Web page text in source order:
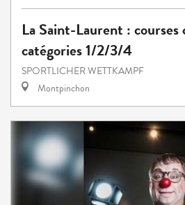
La Saint-Laurent : courses
catégories 1/2/3/4
SPORTLICHER WETTKAMPF
Montpinchon